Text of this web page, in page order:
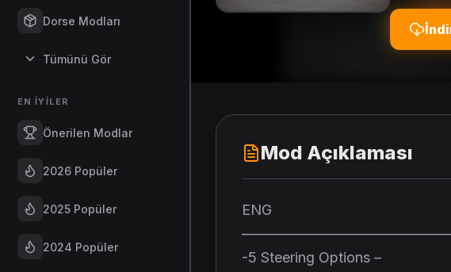
Dorse Modları
Tümünü Gör
EN İYILER
Önerilen Modlar
2026 Popüler
2025 Popüler
2024 Popüler
Mod Açıklaması
ENG
-5 Steering Options –